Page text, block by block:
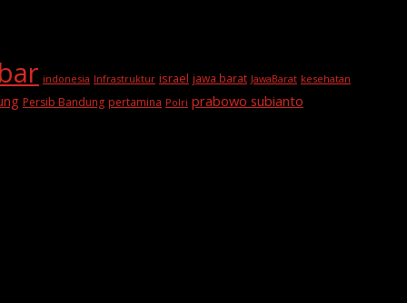
indonesia Infrastruktur israel jawa barat JawaBarat kesehatan
Persib Bandung pertamina Polri prabowo subianto